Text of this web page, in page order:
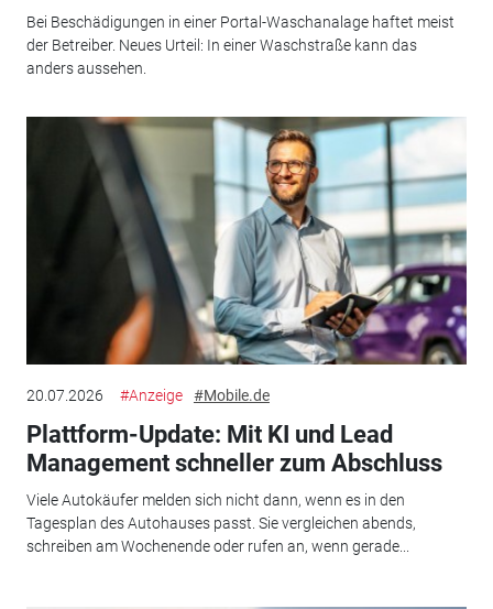
Bei Beschädigungen in einer Portal-Waschanalage haftet meist
der Betreiber. Neues Urteil: In einer Waschstraße kann das
anders aussehen.
20.07.2026 #Anzeige #Mobile.de
Plattform-Update: Mit KI und Lead
Management schneller zum Abschluss
Viele Autokäufer melden sich nicht dann, wenn es in den
Tagesplan des Autohauses passt. Sie vergleichen abends,
schreiben am Wochenende oder rufen an, wenn gerade...